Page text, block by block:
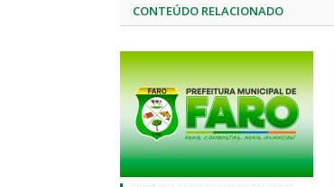
CONTEÚDO RELACIONADO